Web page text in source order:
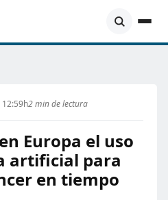
12:59h2 min de lectura
Europa el uso
artificial para
en tiempo